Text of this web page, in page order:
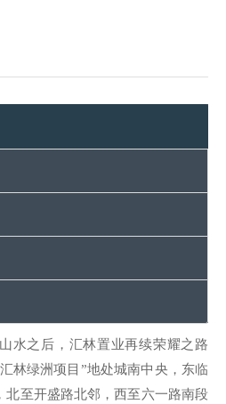
水之后，汇林置业再续荣耀之路
林绿洲项目”地处城南中央，东临
北至开盛路北邻，西至六一路南段